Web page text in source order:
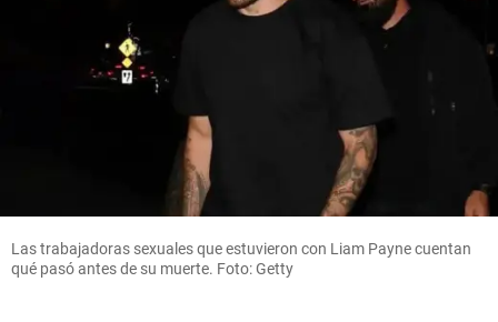
Las trabajadoras sexuales que estuvieron con Liam Payne cuentan
qué pasó antes de su muerte. Foto: Getty